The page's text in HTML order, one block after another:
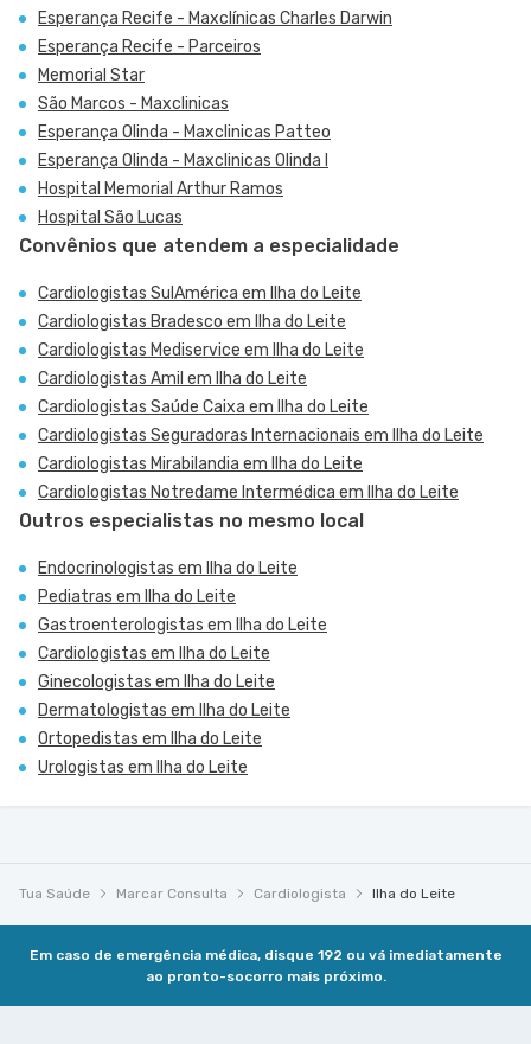
Esperança Recife - Maxclínicas Charles Darwin
Esperança Recife - Parceiros
Memorial Star
São Marcos - Maxclinicas
Esperança Olinda - Maxclinicas Patteo
Esperança Olinda - Maxclinicas Olinda I
Hospital Memorial Arthur Ramos
Hospital São Lucas
Convênios que atendem a especialidade
Cardiologistas SulAmérica em Ilha do Leite
Cardiologistas Bradesco em Ilha do Leite
Cardiologistas Mediservice em Ilha do Leite
Cardiologistas Amil em Ilha do Leite
Cardiologistas Saúde Caixa em Ilha do Leite
Cardiologistas Seguradoras Internacionais em Ilha do Leite
Cardiologistas Mirabilandia em Ilha do Leite
Cardiologistas Notredame Intermédica em Ilha do Leite
Outros especialistas no mesmo local
Endocrinologistas em Ilha do Leite
Pediatras em Ilha do Leite
Gastroenterologistas em Ilha do Leite
Cardiologistas em Ilha do Leite
Ginecologistas em Ilha do Leite
Dermatologistas em Ilha do Leite
Ortopedistas em Ilha do Leite
Urologistas em Ilha do Leite
Tua Saúde Marcar Consulta Cardiologista Ilha do Leite
Em caso de emergência médica, disque 192 ou vá imediatamente
ao pronto-socorro mais próximo.